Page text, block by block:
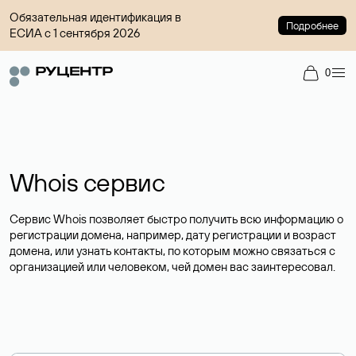
Обязательная идентификация в
ЕСИА с 1 сентября 2026
Подробнее
0
Whois сервис
Сервис Whois позволяет быстро получить всю информацию о
регистрации домена, например, дату регистрации и возраст
домена, или узнать контакты, по которым можно связаться с
организацией или человеком, чей домен вас заинтересовал.